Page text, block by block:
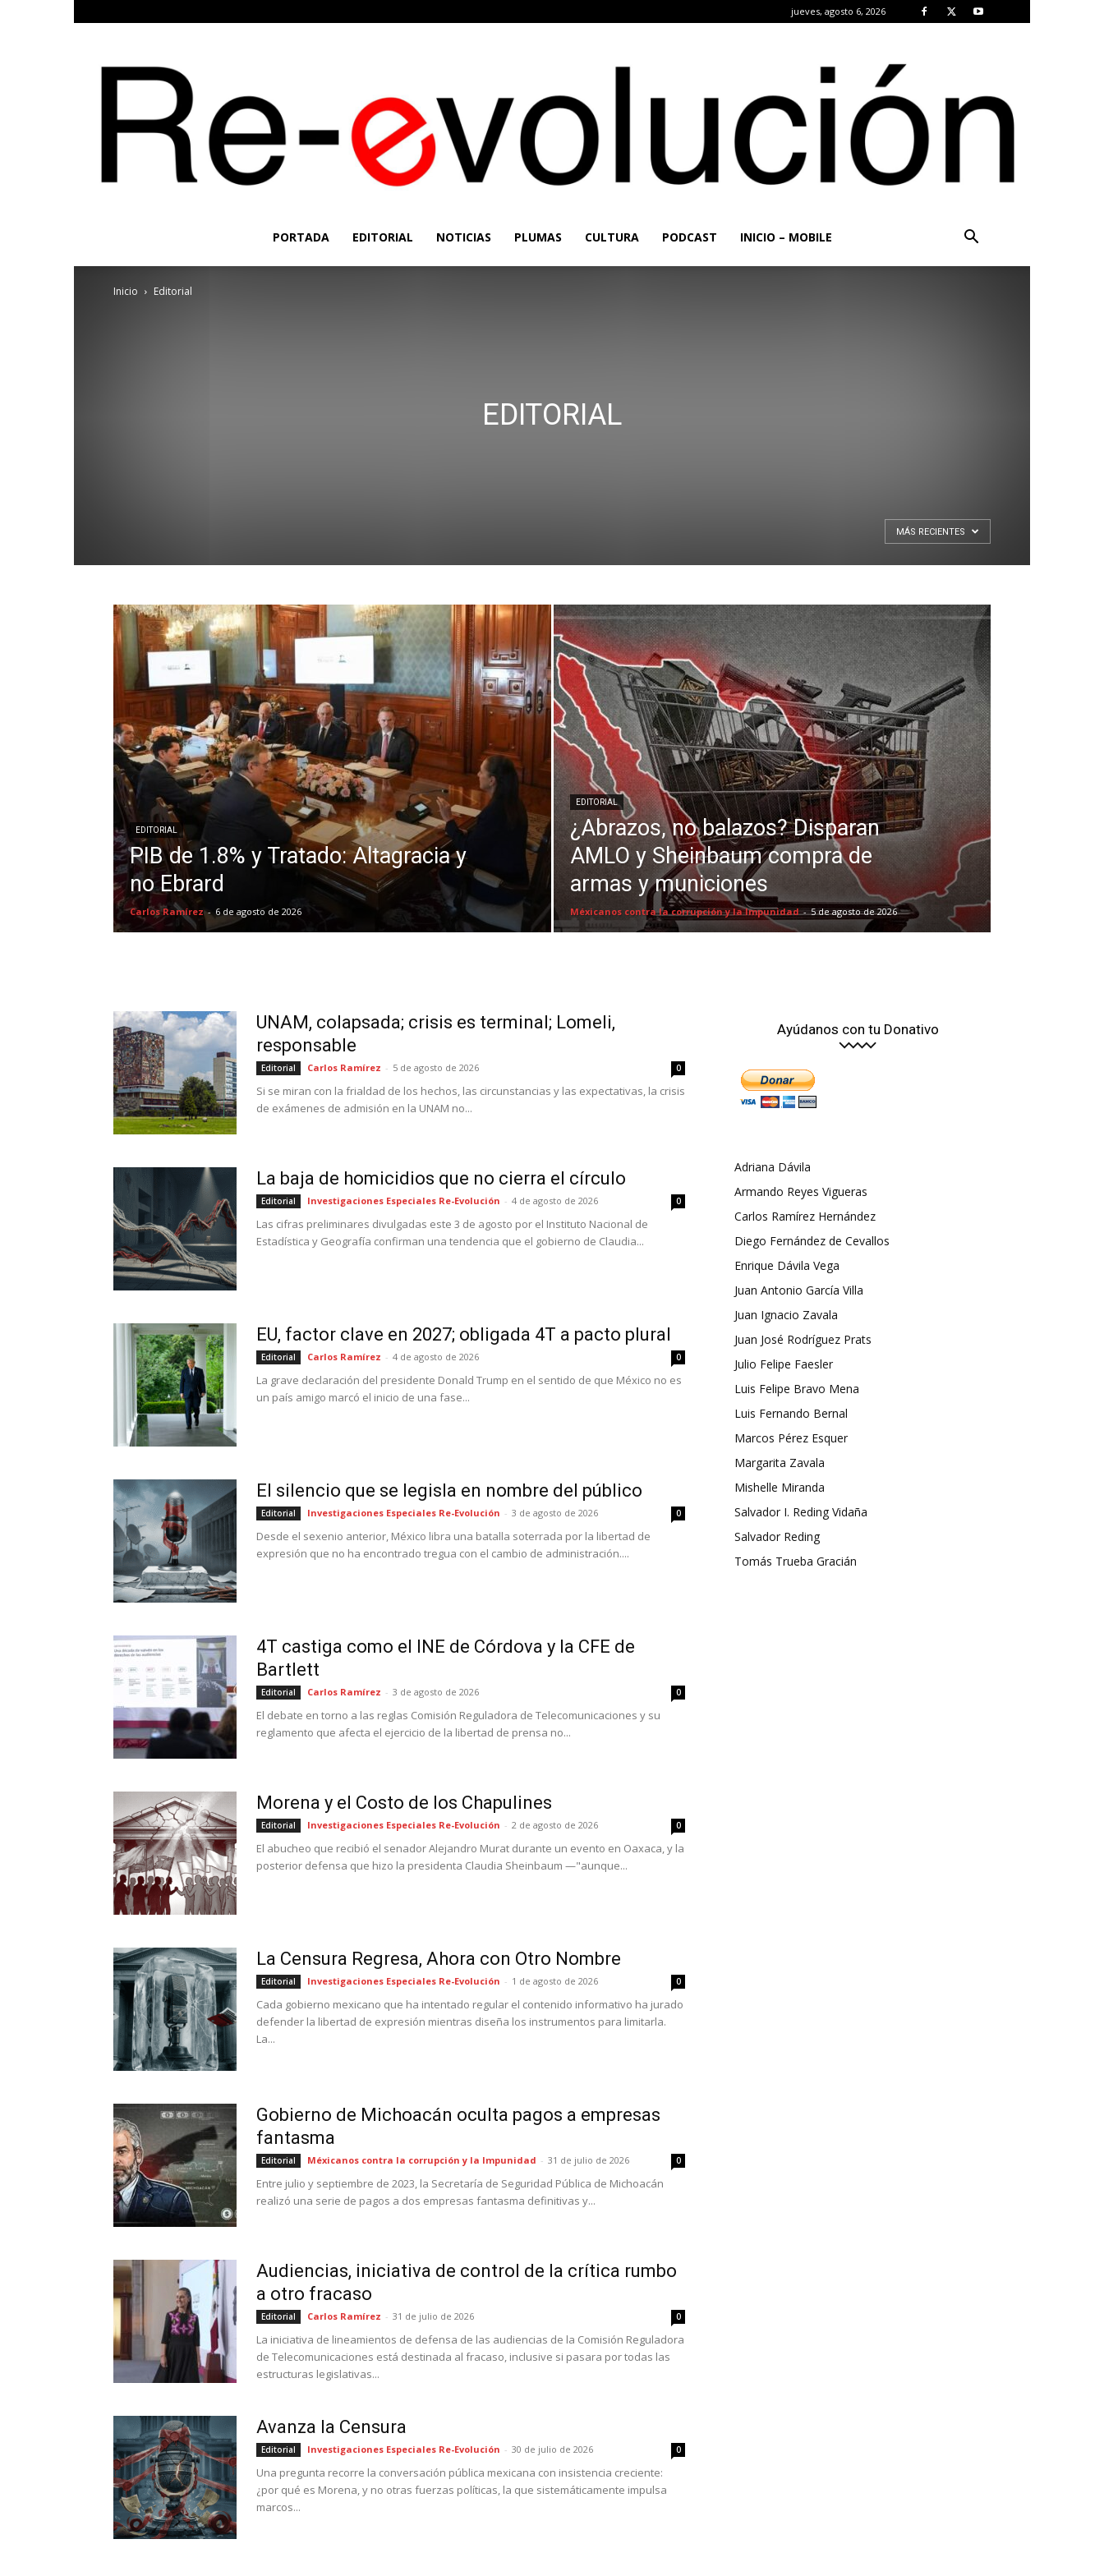
jueves, agosto 6, 2026
PORTADA EDITORIAL NOTICIAS PLUMAS CULTURA PODCAST INICIO – MOBILE
Inicio Editorial
EDITORIAL
MÁS RECIENTES
EDITORIAL
PIB de 1.8% y Tratado: Altagracia y
no Ebrard
Carlos Ramírez - 6 de agosto de 2026
EDITORIAL
¿Abrazos, no balazos? Disparan
AMLO y Sheinbaum compra de
armas y municiones
Méxicanos contra la corrupción y la Impunidad - 5 de agosto de 2026
UNAM, colapsada; crisis es terminal; Lomeli,
responsable
Editorial Carlos Ramírez - 5 de agosto de 2026 0
Si se miran con la frialdad de los hechos, las circunstancias y las expectativas, la crisis
de exámenes de admisión en la UNAM no...
La baja de homicidios que no cierra el círculo
Editorial Investigaciones Especiales Re-Evolución - 4 de agosto de 2026 0
Las cifras preliminares divulgadas este 3 de agosto por el Instituto Nacional de
Estadística y Geografía confirman una tendencia que el gobierno de Claudia...
EU, factor clave en 2027; obligada 4T a pacto plural
Editorial Carlos Ramírez - 4 de agosto de 2026 0
La grave declaración del presidente Donald Trump en el sentido de que México no es
un país amigo marcó el inicio de una fase...
El silencio que se legisla en nombre del público
Editorial Investigaciones Especiales Re-Evolución - 3 de agosto de 2026 0
Desde el sexenio anterior, México libra una batalla soterrada por la libertad de
expresión que no ha encontrado tregua con el cambio de administración....
4T castiga como el INE de Córdova y la CFE de
Bartlett
Editorial Carlos Ramírez - 3 de agosto de 2026 0
El debate en torno a las reglas Comisión Reguladora de Telecomunicaciones y su
reglamento que afecta el ejercicio de la libertad de prensa no...
Morena y el Costo de los Chapulines
Editorial Investigaciones Especiales Re-Evolución - 2 de agosto de 2026 0
El abucheo que recibió el senador Alejandro Murat durante un evento en Oaxaca, y la
posterior defensa que hizo la presidenta Claudia Sheinbaum —"aunque...
La Censura Regresa, Ahora con Otro Nombre
Editorial Investigaciones Especiales Re-Evolución - 1 de agosto de 2026 0
Cada gobierno mexicano que ha intentado regular el contenido informativo ha jurado
defender la libertad de expresión mientras diseña los instrumentos para limitarla.
La...
Gobierno de Michoacán oculta pagos a empresas
fantasma
Editorial Méxicanos contra la corrupción y la Impunidad - 31 de julio de 2026 0
Entre julio y septiembre de 2023, la Secretaría de Seguridad Pública de Michoacán
realizó una serie de pagos a dos empresas fantasma definitivas y...
Audiencias, iniciativa de control de la crítica rumbo
a otro fracaso
Editorial Carlos Ramírez - 31 de julio de 2026 0
La iniciativa de lineamientos de defensa de las audiencias de la Comisión Reguladora
de Telecomunicaciones está destinada al fracaso, inclusive si pasara por todas las
estructuras legislativas...
Avanza la Censura
Editorial Investigaciones Especiales Re-Evolución - 30 de julio de 2026 0
Una pregunta recorre la conversación pública mexicana con insistencia creciente:
¿por qué es Morena, y no otras fuerzas políticas, la que sistemáticamente impulsa
marcos...
Ayúdanos con tu Donativo
Adriana Dávila
Armando Reyes Vigueras
Carlos Ramírez Hernández
Diego Fernández de Cevallos
Enrique Dávila Vega
Juan Antonio García Villa
Juan Ignacio Zavala
Juan José Rodríguez Prats
Julio Felipe Faesler
Luis Felipe Bravo Mena
Luis Fernando Bernal
Marcos Pérez Esquer
Margarita Zavala
Mishelle Miranda
Salvador I. Reding Vidaña
Salvador Reding
Tomás Trueba Gracián